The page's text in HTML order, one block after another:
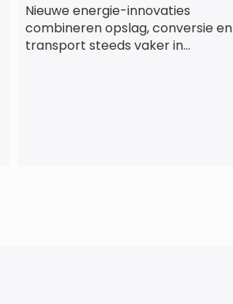
Nieuwe energie-innovaties
combineren opslag, conversie en
transport steeds vaker in